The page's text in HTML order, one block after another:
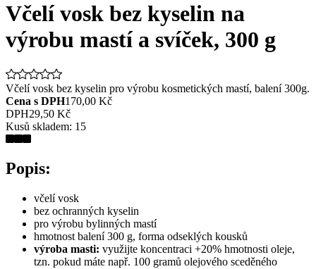
Včelí vosk bez kyselin na
výrobu mastí a svíček, 300 g
Včelí vosk bez kyselin pro výrobu kosmetických mastí, balení 300g.
Cena s DPH170,00 Kč
DPH29,50 Kč
Kusů skladem: 15
Popis:
včelí vosk
bez ochranných kyselin
pro výrobu bylinných mastí
hmotnost balení 300 g, forma odseklých kousků
výroba masti: využijte koncentraci +20% hmotnosti oleje,
tzn. pokud máte např. 100 gramů olejového sceděného